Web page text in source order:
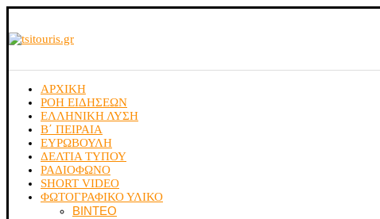
ΑΡΧΙΚΗ
ΡΟΗ ΕΙΔΗΣΕΩΝ
ΕΛΛΗΝΙΚΗ ΛΥΣΗ
Β΄ ΠΕΙΡΑΙΑ
ΕΥΡΩΒΟΥΛΗ
ΔΕΛΤΙΑ ΤΥΠΟΥ
ΡΑΔΙΟΦΩΝΟ
SHORT VIDEO
ΦΩΤΟΓΡΑΦΙΚΟ ΥΛΙΚΟ
ΒΙΝΤΕΟ